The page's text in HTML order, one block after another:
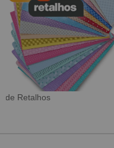
Tecido Digital